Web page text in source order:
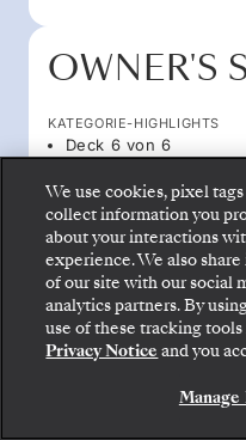
OWNER'S
KATEGORIE-HIGHLIGHTS
Deck 6 von 6
Suite mit Blick nach
Panorama
Größe der Veranda
Großzügiger Ess-
DIE PREISE PRO GAST AB
ALL-INCLUSIVE PLUS
Gehen Sie an Bord:
prüfen Sie die Preise
Sie Ihre Silversea-
BUCHEN
We use cookies, pixel
collect information you
about your interactions
experience. We also
of our site with our social
analytics partners. By
use of these tracking
Privacy Notice and you